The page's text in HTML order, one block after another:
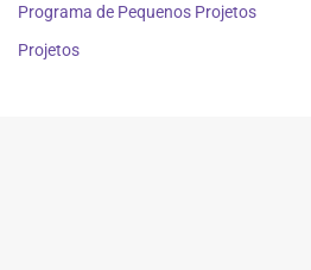
Programa de Pequenos Projetos
Projetos